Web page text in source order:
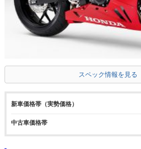
スペック情報を見る
新車価格帯（実勢価格）
中古車価格帯